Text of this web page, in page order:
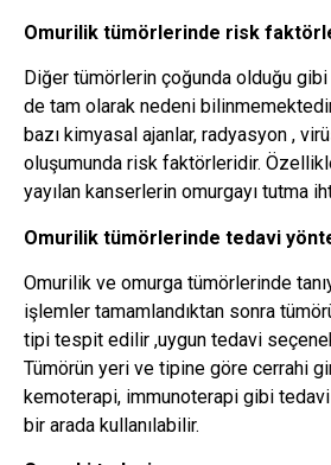
Omurilik tümörlerinde risk
Diğer tümörlerin çoğunda olduğu
de tam olarak nedeni
bazı kimyasal ajanlar, radyasyon ,
oluşumunda risk faktörleridir.
yayılan kanserlerin omurgayı tutma
Omurilik tümörlerinde tedavi
Omurilik ve omurga tümörlerinde
işlemler tamamlandıktan sonra
tipi tespit edilir ,uygun tedavi
Tümörün yeri ve tipine göre cerrahi
kemoterapi, immunoterapi gibi
bir arada kullanılabilir.